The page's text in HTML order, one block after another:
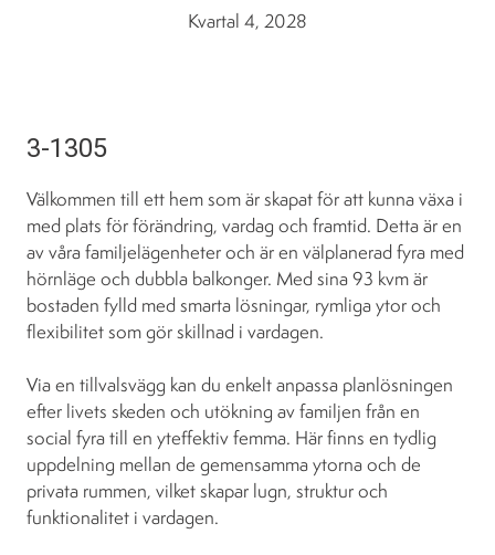
Kvartal 4, 2028
3-1305
Välkommen till ett hem som är skapat för att kunna växa i
med plats för förändring, vardag och framtid. Detta är en
av våra familjelägenheter och är en välplanerad fyra med
hörnläge och dubbla balkonger. Med sina 93 kvm är
bostaden fylld med smarta lösningar, rymliga ytor och
flexibilitet som gör skillnad i vardagen.
Via en tillvalsvägg kan du enkelt anpassa planlösningen
efter livets skeden och utökning av familjen från en
social fyra till en yteffektiv femma. Här finns en tydlig
uppdelning mellan de gemensamma ytorna och de
privata rummen, vilket skapar lugn, struktur och
funktionalitet i vardagen.